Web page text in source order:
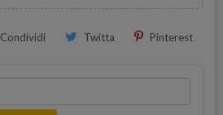
Condividi Twitta Pinterest